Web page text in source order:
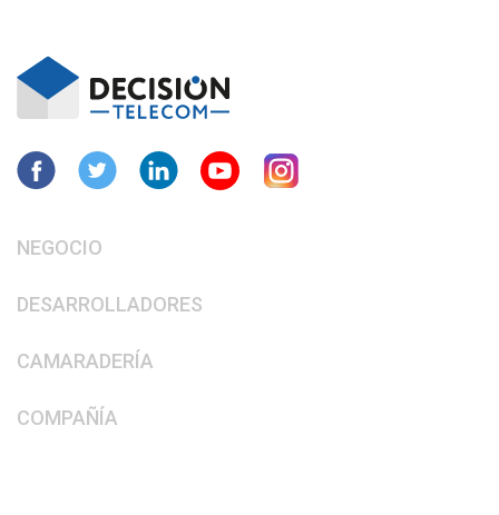
NEGOCIO
DESARROLLADORES
CAMARADERÍA
COMPAÑÍA